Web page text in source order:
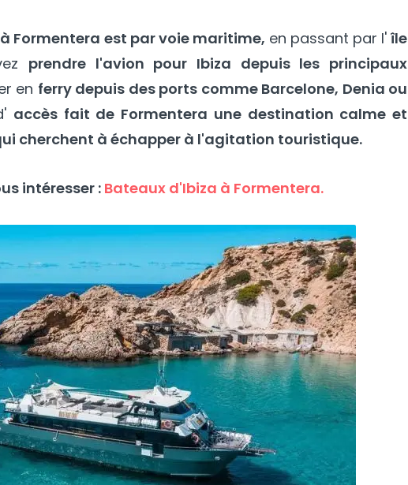
Formentera est par voie maritime, en passant par l' île
prendre l'avion pour Ibiza depuis les principaux
en ferry depuis des ports comme Barcelone, Denia ou
accès fait de Formentera une destination calme et
cherchent à échapper à l'agitation touristique.
intéresser : Bateaux d'Ibiza à Formentera.